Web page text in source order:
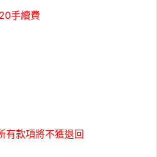
手續費
有款項將不獲退回